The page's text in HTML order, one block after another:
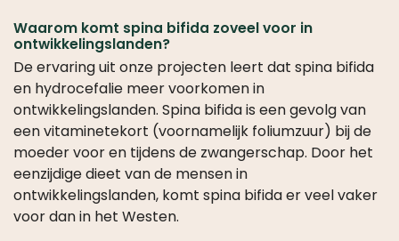
Waarom komt spina bifida zoveel voor in
ontwikkelingslanden?
De ervaring uit onze projecten leert dat spina bifida
en hydrocefalie meer voorkomen in
ontwikkelingslanden. Spina bifida is een gevolg van
een vitaminetekort (voornamelijk foliumzuur) bij de
moeder voor en tijdens de zwangerschap. Door het
eenzijdige dieet van de mensen in
ontwikkelingslanden, komt spina bifida er veel vaker
voor dan in het Westen.